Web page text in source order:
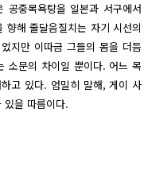
중목욕탕을 일본과 서구에서
해 줄달음질치는 자기 시선의
지만 이따금 그들의 몸을 더듬
소문의 차이일 뿐이다. 어느 목
고 있다. 엄밀히 말해, 게이 사
있을 따름이다.